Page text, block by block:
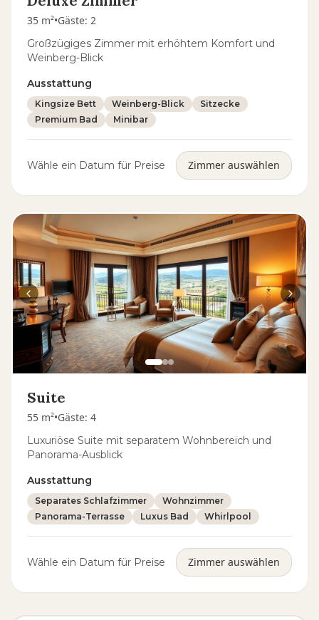
35 m²•Gäste: 2
Großzügiges Zimmer mit erhöhtem Komfort und
Weinberg-Blick
Ausstattung
Kingsize Bett Weinberg-Blick
Sitzecke
Premium Bad
Minibar
Wähle ein Datum für Preise Zimmer auswählen
Suite
55 m²•Gäste: 4
Luxuriöse Suite mit separatem Wohnbereich und
Panorama-Ausblick
Ausstattung
Separates Schlafzimmer
Wohnzimmer
Panorama-Terrasse
Luxus Bad Whirlpool
Wähle ein Datum für Preise Zimmer auswählen